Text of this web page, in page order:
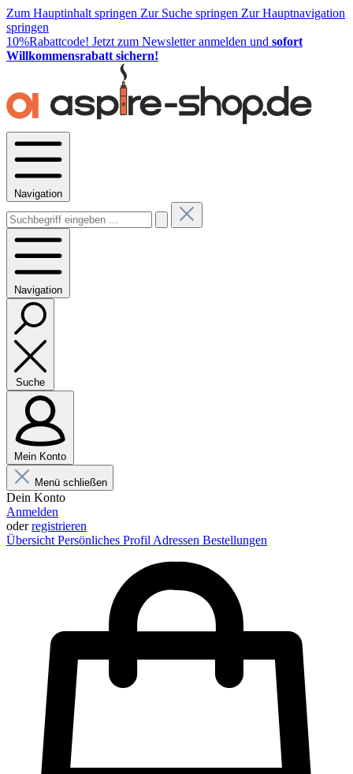
Zum Hauptinhalt springen Zur Suche springen Zur Hauptnavigation
springen
10%Rabattcode! Jetzt zum Newsletter anmelden und sofort
Willkommensrabatt sichern!
Navigation
Navigation
Suche
Mein Konto
Menü schließen
Dein Konto
Anmelden
oderregistrieren
Übersicht Persönliches Profil Adressen Bestellungen